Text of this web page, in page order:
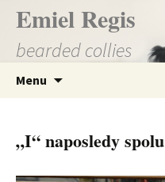
Přejít
obsahu
Emiel Regis
bearded collies
Menu
„I“ naposledy spolu